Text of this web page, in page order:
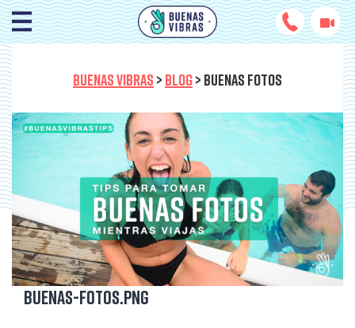
BUENAS VIBRAS > BLOG> BUENAS FOTOS
Buenas-Fotos.png